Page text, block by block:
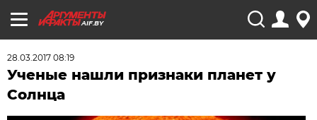
AIF.BY
28.03.2017 08:19
Ученые нашли признаки планет у
Солнца